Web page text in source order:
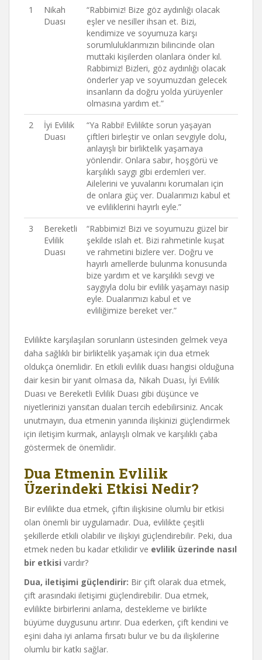
1
Nikah
Duası
“Rabbimiz! Bize göz aydınlığı olacak
eşler ve nesiller ihsan et. Bizi,
kendimize ve soyumuza karşı
sorumluluklarımızın bilincinde olan
muttaki kişilerden olanlara önder kıl.
Rabbimiz! Bizleri, göz aydınlığı olacak
önderler yap ve soyumuzdan gelecek
insanların da doğru yolda yürüyenler
olmasına yardım et.”
2
İyi Evlilik
Duası
“Ya Rabbi! Evlilikte sorun yaşayan
çiftleri birleştir ve onları sevgiyle dolu,
anlayışlı bir birliktelik yaşamaya
yönlendir. Onlara sabır, hoşgörü ve
karşılıklı saygı gibi erdemleri ver.
Ailelerini ve yuvalarını korumaları için
de onlara güç ver. Dualarımızı kabul et
ve evliliklerini hayırlı eyle.”
3
Bereketli
Evlilik
Duası
“Rabbimiz! Bizi ve soyumuzu güzel bir
şekilde ıslah et. Bizi rahmetinle kuşat
ve rahmetini bizlere ver. Doğru ve
hayırlı amellerde bulunma konusunda
bize yardım et ve karşılıklı sevgi ve
saygıyla dolu bir evlilik yaşamayı nasip
eyle. Dualarımızı kabul et ve
evliliğimize bereket ver.”
Evlilikte karşılaşılan sorunların üstesinden gelmek veya
daha sağlıklı bir birliktelik yaşamak için dua etmek
oldukça önemlidir. En etkili evlilik duası hangisi olduğuna
dair kesin bir yanıt olmasa da, Nikah Duası, İyi Evlilik
Duası ve Bereketli Evlilik Duası gibi düşünce ve
niyetlerinizi yansıtan duaları tercih edebilirsiniz. Ancak
unutmayın, dua etmenin yanında ilişkinizi güçlendirmek
için iletişim kurmak, anlayışlı olmak ve karşılıklı çaba
göstermek de önemlidir.
Dua Etmenin Evlilik
Üzerindeki Etkisi Nedir?
Bir evlilikte dua etmek, çiftin ilişkisine olumlu bir etkisi
olan önemli bir uygulamadır. Dua, evlilikte çeşitli
şekillerde etkili olabilir ve ilişkiyi güçlendirebilir. Peki, dua
etmek neden bu kadar etkilidir ve evlilik üzerinde nasıl
bir etkisi vardır?
Dua, iletişimi güçlendirir: Bir çift olarak dua etmek,
çift arasındaki iletişimi güçlendirebilir. Dua etmek,
evlilikte birbirlerini anlama, destekleme ve birlikte
büyüme duygusunu artırır. Dua ederken, çift kendini ve
eşini daha iyi anlama fırsatı bulur ve bu da ilişkilerine
olumlu bir katkı sağlar.